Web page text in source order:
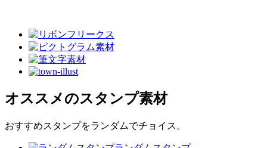
オススメのスタンプ素材
おすすめスタンプをランダムでチョイス。